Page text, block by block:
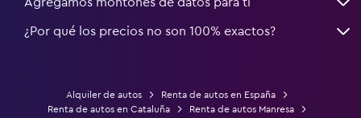
Agregamos montones de datos para ti
¿Por qué los precios no son 100% exactos?
Alquiler de autos
Renta de autos en España
Renta de autos en Cataluña
Renta de autos Manresa